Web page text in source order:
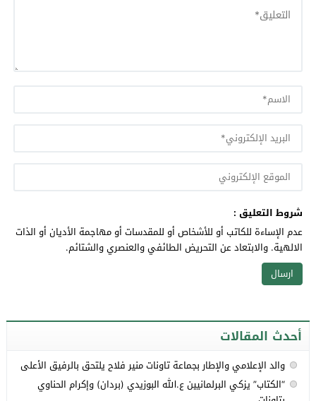
شروط التعليق :
عدم الإساءة للكاتب أو للأشخاص أو للمقدسات أو مهاجمة الأديان أو الذات
الالهية. والابتعاد عن التحريض الطائفي والعنصري والشتائم.
أحدث المقالات
والد الإعلامي والإطار بجماعة تاونات منير فلاح يلتحق بالرفيق الأعلى
“الكتاب” يزكي البرلمانيين ع.الله البوزيدي (بردان) وإكرام الحناوي